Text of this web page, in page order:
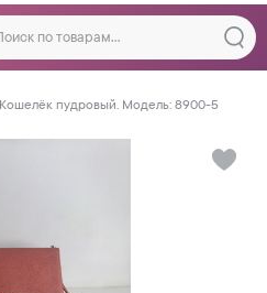
Кошелёк пудровый. Модель: 8900-5